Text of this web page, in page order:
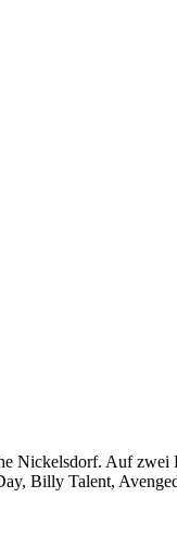
Nickelsdorf. Auf zwei
Billy Talent,